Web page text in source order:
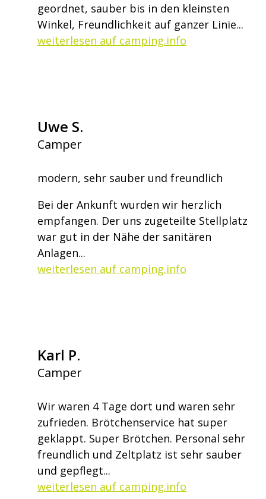
geordnet, sauber bis in den kleinsten
Winkel, Freundlichkeit auf ganzer Linie...
weiterlesen auf camping.info
Uwe S.
Camper
modern, sehr sauber und freundlich
Bei der Ankunft wurden wir herzlich
empfangen. Der uns zugeteilte Stellplatz
war gut in der Nähe der sanitären
Anlagen...
weiterlesen auf camping.info
Karl P.
Camper
Wir waren 4 Tage dort und waren sehr
zufrieden. Brötchenservice hat super
geklappt. Super Brötchen. Personal sehr
freundlich und Zeltplatz ist sehr sauber
und gepflegt...
weiterlesen auf camping.info